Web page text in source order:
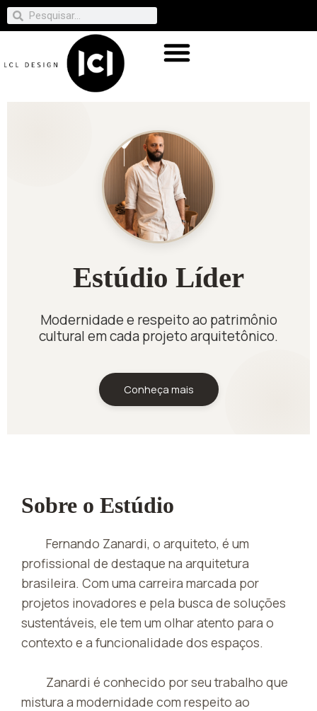
Estúdio Líder
Modernidade e respeito ao patrimônio
cultural em cada projeto arquitetônico.
Conheça mais
Sobre o Estúdio
Fernando Zanardi, o arquiteto, é um
profissional de destaque na arquitetura
brasileira. Com uma carreira marcada por
projetos inovadores e pela busca de soluções
sustentáveis, ele tem um olhar atento para o
contexto e a funcionalidade dos espaços.
Zanardi é conhecido por seu trabalho que
mistura a modernidade com respeito ao